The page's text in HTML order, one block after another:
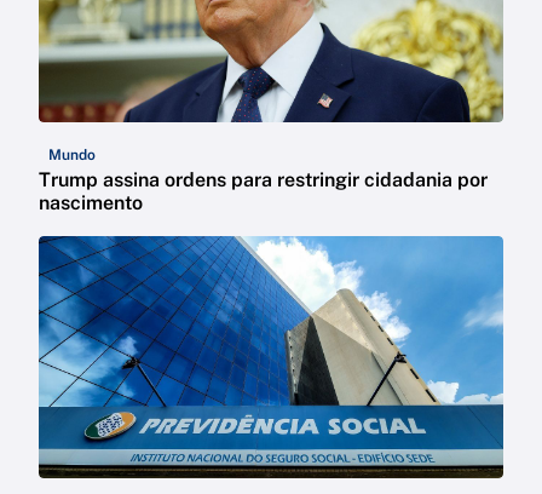
Mundo
Trump assina ordens para restringir cidadania por
nascimento